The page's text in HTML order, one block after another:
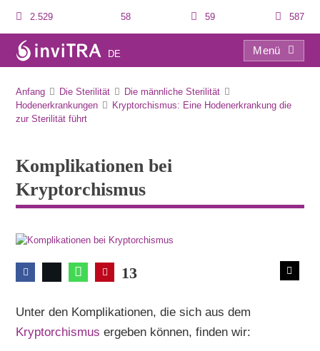
2.529 58 59 587
DE
Menü
Anfang Die Sterilität
Die männliche Sterilität
Hodenerkrankungen
Kryptorchismus: Eine Hodenerkrankung die
zur Sterilität führt
Komplikationen bei
Kryptorchismus
13
Unter den Komplikationen, die sich aus dem
Kryptorchismus ergeben können, finden wir: